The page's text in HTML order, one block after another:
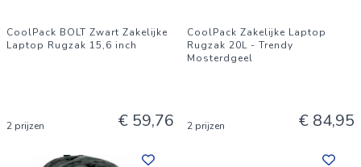
CoolPack BOLT Zwart Zakelijke
Laptop Rugzak 15,6 inch
2 prijzen € 59,76
CoolPack Zakelijke Laptop
Rugzak 20L - Trendy
Mosterdgeel
2 prijzen € 84,95